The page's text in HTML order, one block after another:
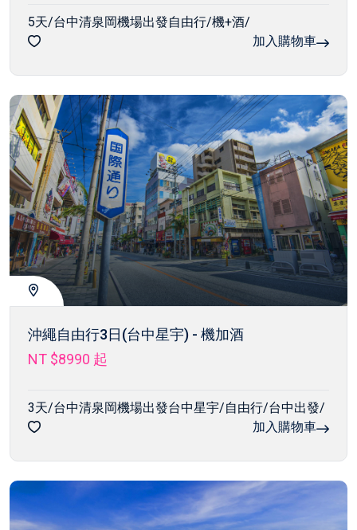
5天/台中清泉岡機場出發自由行/機+酒/
加入購物車
沖繩自由行3日(台中星宇) - 機加酒
NT $8990 起
3天/台中清泉岡機場出發台中星宇/自由行/台中出發/
加入購物車